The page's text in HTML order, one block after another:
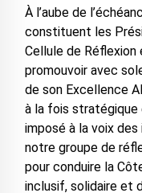
À l’aube de
constituent les
Cellule de Réflexion
promouvoir avec
de son Excellence
à la fois stratégique
imposé à la voix
notre groupe de
pour conduire la
inclusif, solidaire et